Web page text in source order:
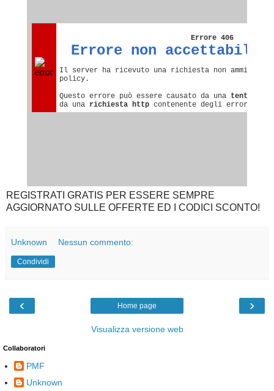
REGISTRATI GRATIS PER ESSERE SEMPRE
AGGIORNATO SULLE OFFERTE ED I CODICI SCONTO!
Unknown Nessun commento:
Condividi
‹ ›
Home page
Visualizza versione web
Collaboratori
PMF
Unknown